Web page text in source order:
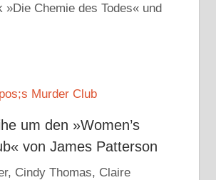
»Die Chemie des Todes« und
um den »Women’s
von James Patterson
Cindy Thomas, Claire